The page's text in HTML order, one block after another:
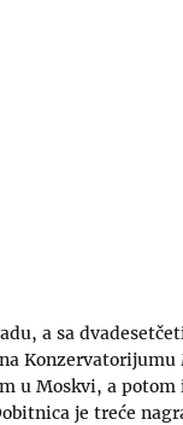
a sa
Konzervatorijumu
u Moskvi, a
je treće